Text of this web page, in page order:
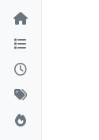
跳转至内容